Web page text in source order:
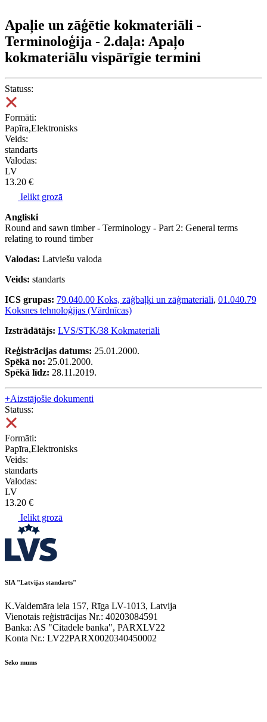
Apaļie un zāģētie kokmateriāli -
Terminoloģija - 2.daļa: Apaļo
kokmateriālu vispārīgie termini
Statuss:
Formāti:
Papīra,Elektronisks
Veids:
standarts
Valodas:
LV
13.20 €
Ielikt grozā
Angliski
Round and sawn timber - Terminology - Part 2: General terms
relating to round timber
Valodas: Latviešu valoda
Veids: standarts
ICS grupas: 79.040.00 Koks, zāģbaļķi un zāģmateriāli, 01.040.79
Koksnes tehnoloģijas (Vārdnīcas)
Izstrādātājs: LVS/STK/38 Kokmateriāli
Reģistrācijas datums: 25.01.2000.
Spēkā no: 25.01.2000.
Spēkā līdz: 28.11.2019.
+Aizstājošie dokumenti
Statuss:
Formāti:
Papīra,Elektronisks
Veids:
standarts
Valodas:
LV
13.20 €
Ielikt grozā
SIA "Latvijas standarts"
K.Valdemāra iela 157, Rīga LV-1013, Latvija
Vienotais reģistrācijas Nr.: 40203084591
Banka: AS "Citadele banka", PARXLV22
Konta Nr.: LV22PARX0020340450002
Seko mums